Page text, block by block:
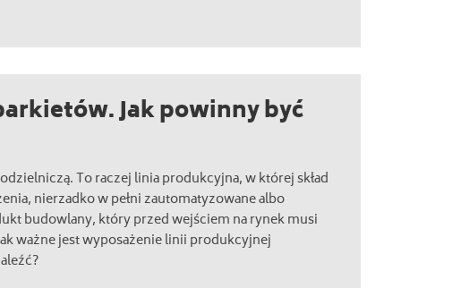
Jak powinny być
To raczej linia produkcyjna, w której skład
nierzadko w pełni zautomatyzowane albo
budowlany, który przed wejściem na rynek musi
ważne jest wyposażenie linii produkcyjnej